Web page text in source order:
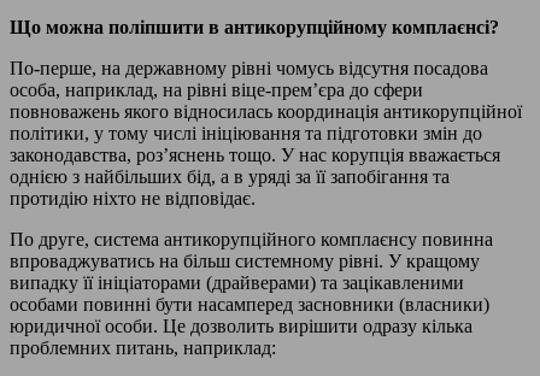
Що можна поліпшити в антикорупційному комплаєнсі?
По-перше, на державному рівні чомусь відсутня посадова
особа, наприклад, на рівні віце-прем’єра до сфери
повноважень якого відносилась координація антикорупційної
політики, у тому числі ініціювання та підготовки змін до
законодавства, роз’яснень тощо. У нас корупція вважається
однією з найбільших бід, а в уряді за її запобігання та
протидію ніхто не відповідає.
По друге, система антикорупційного комплаєнсу повинна
впроваджуватись на більш системному рівні. У кращому
випадку її ініціаторами (драйверами) та зацікавленими
особами повинні бути насамперед засновники (власники)
юридичної особи. Це дозволить вирішити одразу кілька
проблемних питань, наприклад: